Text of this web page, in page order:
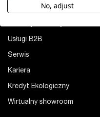
Filary marki
Usługi B2B
Serwis
Kariera
Kredyt Ekologiczny
Wirtualny showroom
No, adjust